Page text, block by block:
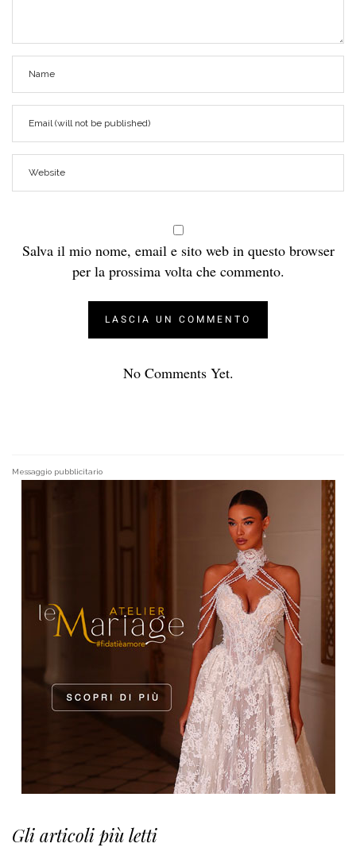
Salva il mio nome, email e sito web in questo browser
per la prossima volta che commento.
No Comments Yet.
Messaggio pubblicitario
Gli articoli più letti